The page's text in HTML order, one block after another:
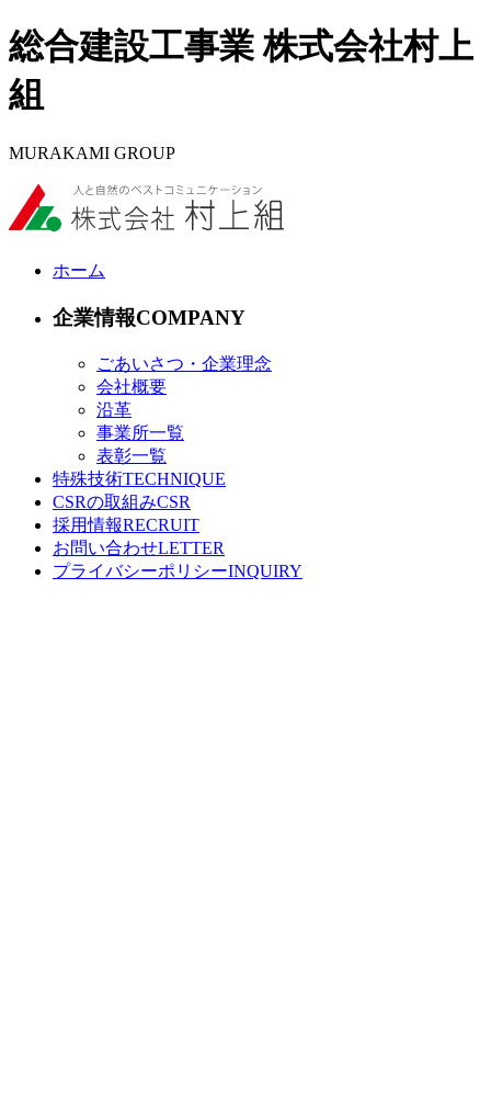
総合建設工事業 株式会社村上
組
MURAKAMI GROUP
ホーム
企業情報
ごあいさつ・企業理念
会社概要
沿革
事業所一覧
表彰一覧
特殊技術
CSRの取組み
採用情報
お問い合わせ
プライバシーポリシー